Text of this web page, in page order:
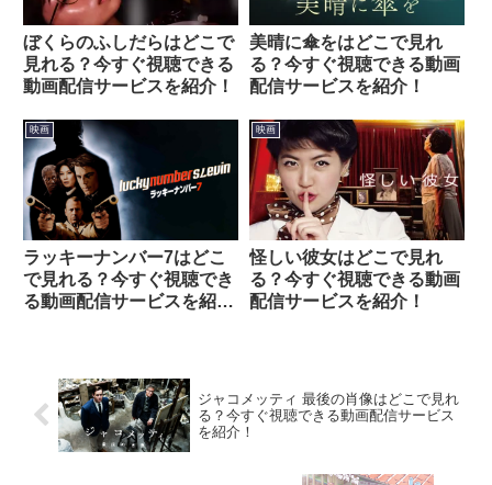
ぼくらのふしだらはどこで
見れる？今すぐ視聴できる
動画配信サービスを紹介！
美晴に傘をはどこで見れ
る？今すぐ視聴できる動画
配信サービスを紹介！
映画
ラッキーナンバー7はどこ
で見れる？今すぐ視聴でき
る動画配信サービスを紹
映画
怪しい彼女はどこで見れ
る？今すぐ視聴できる動画
配信サービスを紹介！
ジャコメッティ 最後の肖像はどこで見れ
る？今すぐ視聴できる動画配信サービス
を紹介！